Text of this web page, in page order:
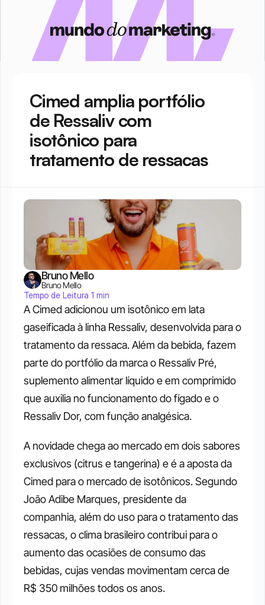
Cimed amplia portfólio
de Ressaliv com
isotônico para
tratamento de ressacas
A Cimed adicionou um isotônico em lata
gaseificada à linha Ressaliv, desenvolvida para o
tratamento da ressaca. Além da bebida, fazem
parte do portfólio da marca o Ressaliv Pré,
suplemento alimentar líquido e em comprimido
que auxilia no funcionamento do fígado e o
Ressaliv Dor, com função analgésica.
A novidade chega ao mercado em dois sabores
exclusivos (citrus e tangerina) e é a aposta da
Cimed para o mercado de isotônicos. Segundo
João Adibe Marques, presidente da
companhia, além do uso para o tratamento das
ressacas, o clima brasileiro contribui para o
aumento das ocasiões de consumo das
bebidas, cujas vendas movimentam cerca de
R$ 350 milhões todos os anos.
Bruno Mello
Bruno Mello
Tempo de Leitura 1 min